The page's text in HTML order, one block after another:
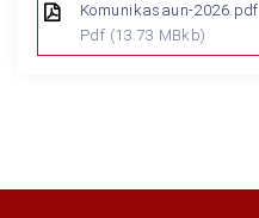
Komunikasaun-2026.pdf
Pdf (13.73 MBkb)